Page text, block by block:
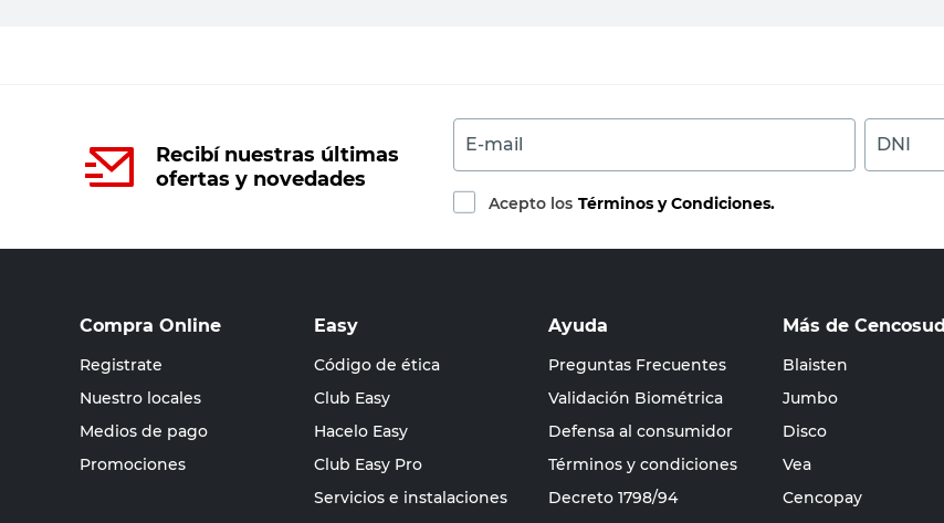
Recibí nuestras últimas
ofertas y novedades
E-mail DNI
Acepto los Términos y Condiciones.
Compra Online
Registrate
Nuestro locales
Medios de pago
Promociones
Easy
Código de ética
Club Easy
Hacelo Easy
Club Easy Pro
Servicios e instalaciones
Ayuda
Preguntas Frecuentes
Validación Biométrica
Defensa al consumidor
Términos y condiciones
Decreto 1798/94
Más de Cencosud
Blaisten
Jumbo
Disco
Vea
Cencopay